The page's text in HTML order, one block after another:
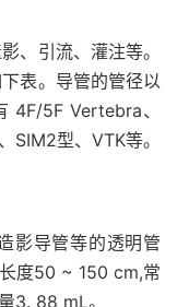
、引流、灌注等。
表。导管的管径以
4F/5F Vertebra、
SIM2型、VTK等。
影导管等的透明管
度50 ~ 150 cm,常
3. 88 mL。